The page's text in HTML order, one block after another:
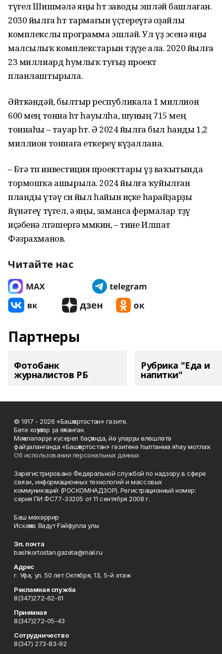
түгел Шишмәлә яңы һөт заводы эшләй башлаған.
2030 йылға һөт тармағын үҫтереүгә оҙайлы
комплекслы программа эшләй. Ул үҙ эсенә яңы
малсылыҡ комплекстарын төҙөүҙе ала. 2020 йылға
23 миллиард һумлыҡ туғыҙ проект
планлаштырыла.
Әйткәндәй, былтыр республикала 1 миллион
600 мең тонна һөт һауылһа, шуның 715 мең
тоннаһы – тауар һөтө. Ә 2024 йылға был һанды 1,2
миллион тоннаға еткереү күҙаллана.
– Бөтә төп инвестиция проекттары үҙ ваҡытында
тормошҡа ашырыла. 2024 йылға ҡуйылған
планды үтәү өсөн йыл һайын иҫке һарайҙарҙы
йүнәтеү түгел, ә яңы, заманса фермалар төҙөү
иҫәбенә өлгәшергә мөмкин, – тине Илшат
Фәзрахманов.
Читайте нас
Партнеры
Фотобанк
журналистов РБ
Рубрика "Еда и
напитки"
© 1917 - 2026 «Башҡортостан» гәзите.
Бөтә хоҡуҡтар ҙа яҡланған.
Мәҡәләләрҙе күсереп баҫҡанда, йә уларҙы өлөшләтә
файҙаланғанда «Башҡортостан» гәзитенә һылтанма яһау мотлаҡ.
Об использовании персональных данных
Зарегистрировано Федеральной службой по надзору в сфере
связи, информационных технологий и массовых
коммуникаций (РОСКОМНАДЗОР). Регистрационный номер:
серия ПИ ФС77-33205 от 11 сентября 2008 г.
Баш мөхәррир
Исхаҡов Вәдүт Ғәйфулла улы
Эл. почта
bashkortostan.gazeta@mail.ru
Адрес
г. Уфа, ул. 50 лет Октября, 13, 5-й этаж
Рекламная служба
8(347)272-62-61
Приемная
8(347)272-05-43
Сотрудничество
8(347) 273-83-92